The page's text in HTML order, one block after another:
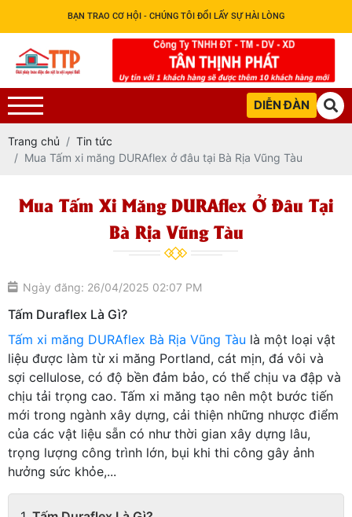
BẠN TRAO CƠ HỘI - CHÚNG TÔI ĐỔI LẤY SỰ HÀI LÒNG
DIỄN ĐÀN
Trang chủ
Tin tức
Mua Tấm xi măng DURAflex ở đâu tại Bà Rịa Vũng Tàu
Mua Tấm Xi Măng DURAflex Ở Đâu Tại
Bà Rịa Vũng Tàu
Ngày đăng: 26/04/2025 02:07 PM
Tấm Duraflex Là Gì?
Tấm xi măng DURAflex Bà Rịa Vũng Tàu là một loại vật
liệu được làm từ xi măng Portland, cát mịn, đá vôi và
sợi cellulose, có độ bền đảm bảo, có thể chịu va đập và
chịu tải trọng cao. Tấm xi măng tạo nên một bước tiến
mới trong ngành xây dựng, cải thiện những nhược điểm
của các vật liệu sẵn có như thời gian xây dựng lâu,
trọng lượng công trình lớn, bụi khi thi công gây ảnh
hưởng sức khỏe,...